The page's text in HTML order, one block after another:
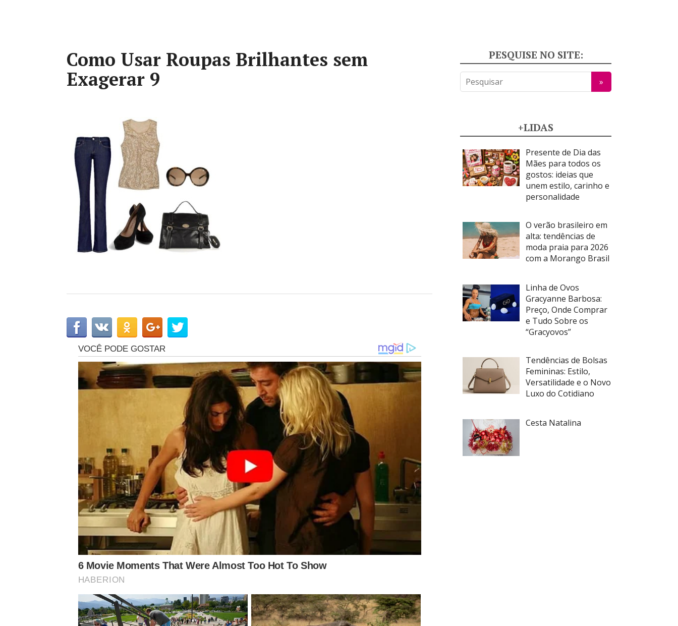
Como Usar Roupas Brilhantes sem
Exagerar 9
PESQUISE NO SITE:
+LIDAS
Presente de Dia das
Mães para todos os
gostos: ideias que
unem estilo, carinho e
personalidade
O verão brasileiro em
alta: tendências de
moda praia para 2026
com a Morango Brasil
Linha de Ovos
Gracyanne Barbosa:
Preço, Onde Comprar
e Tudo Sobre os
“Gracyovos”
Tendências de Bolsas
Femininas: Estilo,
Versatilidade e o Novo
Luxo do Cotidiano
Cesta Natalina